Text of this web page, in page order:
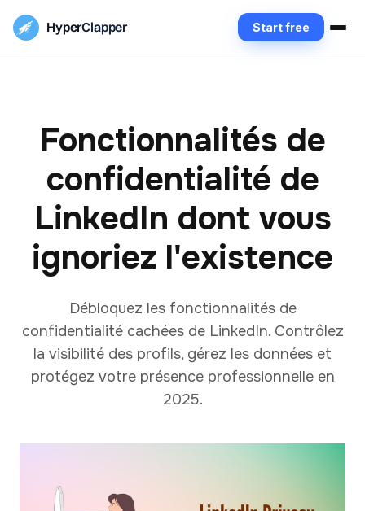
HyperClapper Start free
Fonctionnalités de
confidentialité de
LinkedIn dont vous
ignoriez l'existence
Débloquez les fonctionnalités de
confidentialité cachées de LinkedIn. Contrôlez
la visibilité des profils, gérez les données et
protégez votre présence professionnelle en
2025.